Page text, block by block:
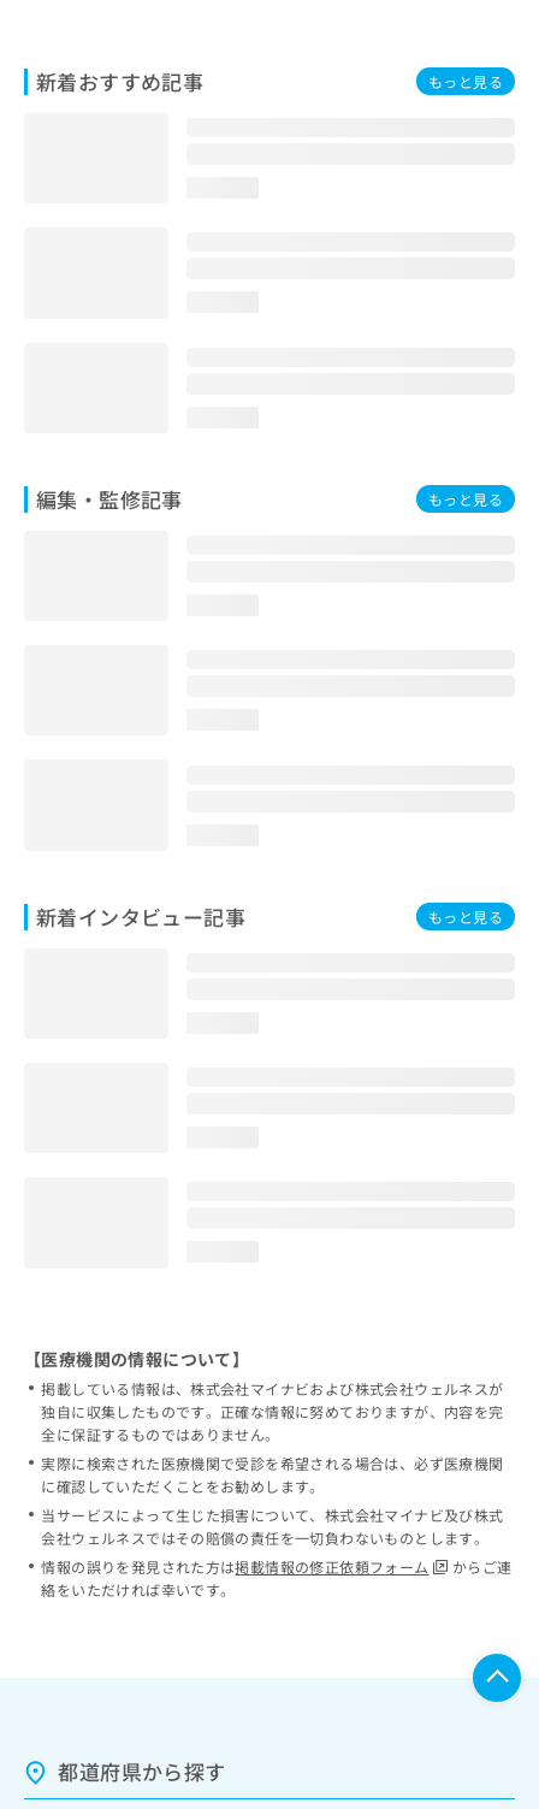
新着おすすめ記事 もっと見る
編集・監修記事 もっと見る
新着インタビュー記事 もっと見る
合
【医療機関の情報について】
掲載している情報は、株式会社マイナビおよび株式会社ウェルネスが
独自に収集したものです。正確な情報に努めておりますが、内容を完
全に保証するものではありません。
実際に検索された医療機関で受診を希望される場合は、必ず医療機関
に確認していただくことをお勧めします。
当サービスによって生じた損害について、株式会社マイナビ及び株式
会社ウェルネスではその賠償の責任を一切負わないものとします。
情報の誤りを発見された方は掲載情報の修正依頼フォーム
からご連
絡をいただければ幸いです。
都道府県から探す